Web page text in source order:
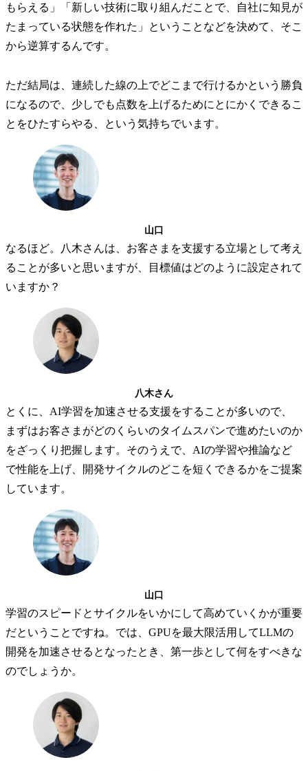
もらえる」「新しい技術に取り組んだことで、自社に知見が
たまっている状態を作れた」ということなどを決めて、そこ
から逆算するんです。
ただ結局は、連続した線の上でどこまで行けるかという勝負
になるので、少しでも点数を上げるためにとにかくできるこ
とをひたすらやる、という気持ちでいます。
山口
なるほど。八木さんは、お客さまを支援する立場として考え
ることが多いと思いますが、目標値はどのように設定されて
いますか？
八木さん
とくに、AI学習を加速させる支援をすることが多いので、
まずはお客さまがどのくらいのタイムスパンで進めたいのか
をざっくり把握します。そのうえで、AIの学習や推論など
で性能を上げ、開発サイクルのどこを短くできるかをご提案
しています。
山口
学習のスピードとサイクルをいかにして高めていくかが重要
だということですね。では、GPUを最大限活用してLLMの
開発を加速させるとなったとき、第一歩として何をすべきな
のでしょうか。